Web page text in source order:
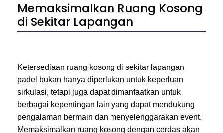
Memaksimalkan Ruang Kosong
di Sekitar Lapangan
Ketersediaan ruang kosong di sekitar lapangan
padel bukan hanya diperlukan untuk keperluan
sirkulasi, tetapi juga dapat dimanfaatkan untuk
berbagai kepentingan lain yang dapat mendukung
pengalaman bermain dan menyelenggarakan event.
Memaksimalkan ruang kosong dengan cerdas akan